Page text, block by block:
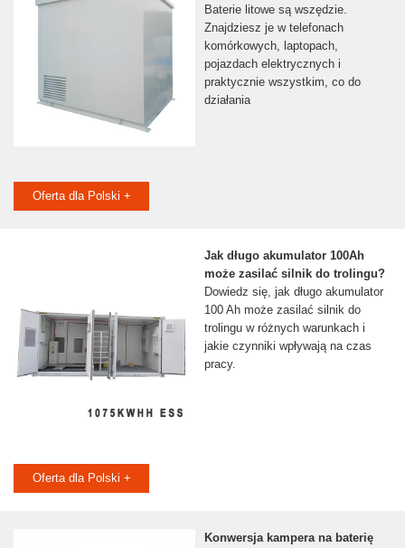
Baterie litowe są wszędzie.
Znajdziesz je w telefonach
komórkowych, laptopach,
pojazdach elektrycznych i
praktycznie wszystkim, co do
działania
Oferta dla Polski +
Jak długo akumulator 100Ah
może zasilać silnik do trolingu?
Dowiedz się, jak długo akumulator
100 Ah może zasilać silnik do
trolingu w różnych warunkach i
jakie czynniki wpływają na czas
pracy.
Oferta dla Polski +
Konwersja kampera na baterię